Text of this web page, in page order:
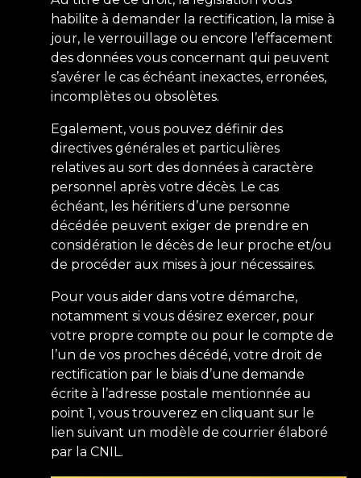
habilite à demander la rectification, la mise à
jour, le verrouillage ou encore l’effacement
des données vous concernant qui peuvent
s’avérer le cas échéant inexactes, erronées,
incomplètes ou obsolètes.
Egalement, vous pouvez définir des
directives générales et particulières
relatives au sort des données à caractère
personnel après votre décès. Le cas
échéant, les héritiers d’une personne
décédée peuvent exiger de prendre en
considération le décès de leur proche et/ou
de procéder aux mises à jour nécessaires.
Pour vous aider dans votre démarche,
notamment si vous désirez exercer, pour
votre propre compte ou pour le compte de
l’un de vos proches décédé, votre droit de
rectification par le biais d’une demande
écrite à l’adresse postale mentionnée au
point 1, vous trouverez en cliquant sur le
lien suivant un modèle de courrier élaboré
par la CNIL.